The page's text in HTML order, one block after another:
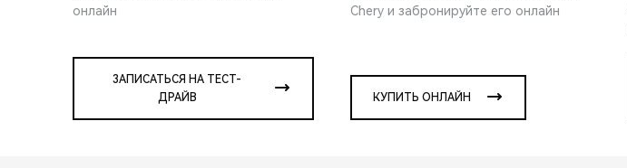
онлайн
ЗАПИСАТЬСЯ НА ТЕСТ-
ДРАЙВ
Chery и забронируйте его онлайн
КУПИТЬ ОНЛАЙН